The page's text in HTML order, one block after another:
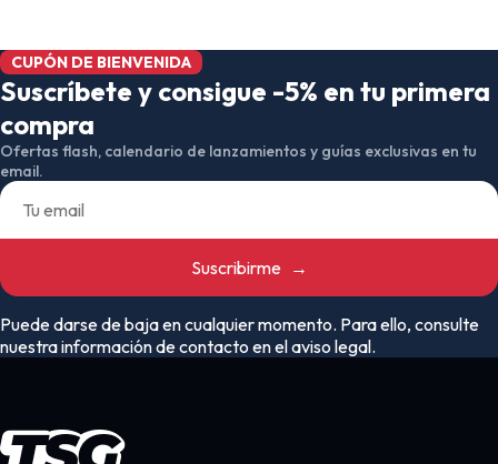
CUPÓN DE BIENVENIDA
Suscríbete y consigue -5% en tu primera
compra
Ofertas flash, calendario de lanzamientos y guías exclusivas en tu
email.
Suscribirme →
Puede darse de baja en cualquier momento. Para ello, consulte
nuestra información de contacto en el aviso legal.